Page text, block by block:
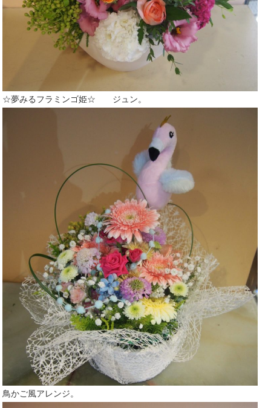
☆夢みるフラミンゴ姫☆ ジュン。
鳥かご風アレンジ。